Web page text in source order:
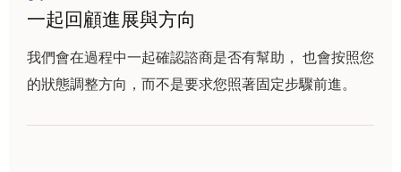
一起回顧進展與方向
我們會在過程中一起確認諮商是否有幫助， 也會按照您
的狀態調整方向，而不是要求您照著固定步驟前進。